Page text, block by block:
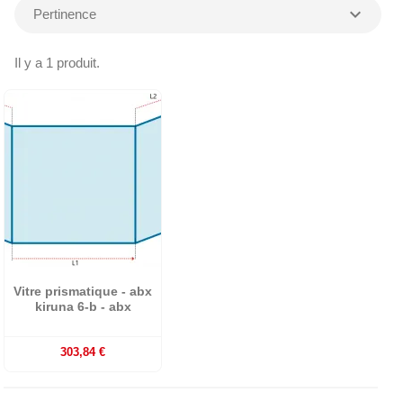
Il y a 1 produit.
Pertinence expand_more
Vitre prismatique - abx
kiruna 6-b - abx
303,84 €